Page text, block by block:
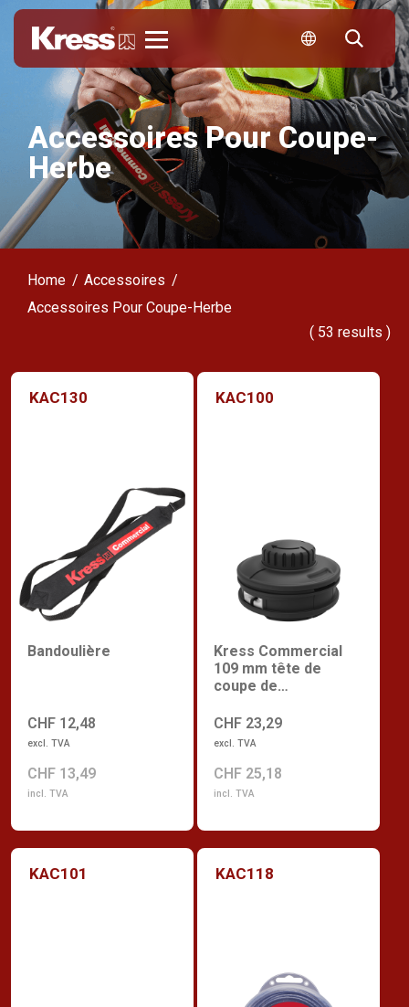
Accessoires Pour Coupe-
Herbe
Home
Accessoires
Accessoires Pour Coupe-Herbe
( 53 results )
KAC130
Bandoulière
CHF 12,48
excl. TVA
CHF 13,49
incl. TVA
KAC100
Kress Commercial
109 mm tête de
coupe de
recharge rapide
CHF 23,29
excl. TVA
CHF 25,18
incl. TVA
KAC101 KAC118